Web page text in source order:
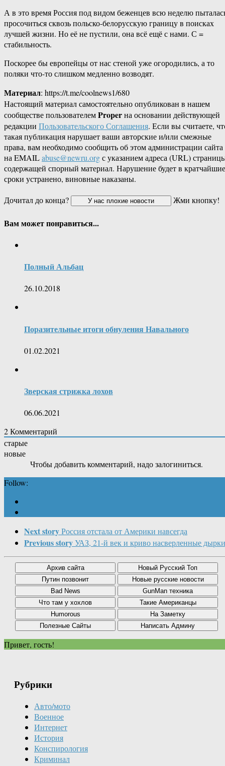
А в это время Россия под видом беженцев всю неделю
просочиться сквозь польско-белорусскую границу в поисках
лучшей жизни. Но её не пустили, она всё ещё с нами. С =
стабильность.
Поскорее бы европейцы от нас стеной уже огородились, а то
поляки что-то слишком медленно возводят.
Материал: https://t.me/coolnews1/680
Настоящий материал самостоятельно опубликован в нашем
сообществе пользователемProperна основании действующей
редакции Пользовательского Соглашения. Если вы считаете,
такая публикация нарушает ваши авторские и/или смежные
права, вам необходимо сообщить об этом администрации сайта
на EMAILabuse@newru.orgс указанием адреса (URL)
содержащей спорный материал. Нарушение будет в кратчайшие
сроки устранено, виновные наказаны.
Дочитал до конца?
Жми кнопку!
Вам может понравиться...
Полный Альбац
26.10.2018
Поразительные итоги обнуления Навального
01.02.2021
Зверская стрижка лохов
06.06.2021
2Комментарий
старые
новые
Чтобы добавить комментарий, надо залогиниться.
Follow:
Next storyРоссия отстала от Америки навсегда
Previous storyУАЗ, 21-й век и криво насверленные дырки
Привет, гость!
Рубрики
Авто/мото
Военное
Интернет
История
Конспирология
Криминал